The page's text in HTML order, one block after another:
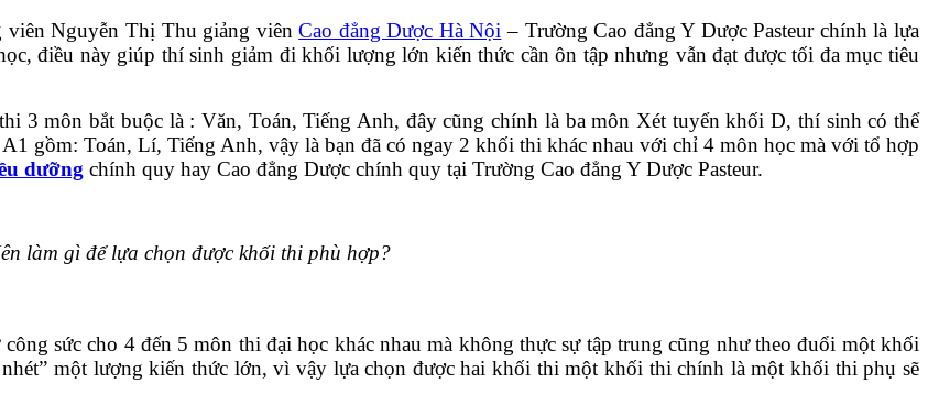
viên Nguyễn Thị Thu giảng viênCao đẳng Dược Hà Nội – Trường Cao đẳng Y Dược Pasteur chính là lựa
điều này giúp thí sinh giảm đi khối lượng lớn kiến thức cần ôn tập nhưng vẫn đạt được tối đa mục tiêu
3 môn bắt buộc là : Văn, Toán, Tiếng Anh, đây cũng chính là ba môn Xét tuyển khối D, thí sinh có thể
gồm: Toán, Lí, Tiếng Anh, vậy là bạn đã có ngay 2 khối thi khác nhau với chỉ 4 môn học mà với tổ hợp
dưỡng chính quy hay Cao đẳng Dược chính quy tại Trường Cao đẳng Y Dược Pasteur.
làm gì để lựa chọn được khối thi phù hợp?
sức cho 4 đến 5 môn thi đại học khác nhau mà không thực sự tập trung cũng như theo đuổi một khối
một lượng kiến thức lớn, vì vậy lựa chọn được hai khối thi một khối thi chính là một khối thi phụ sẽ